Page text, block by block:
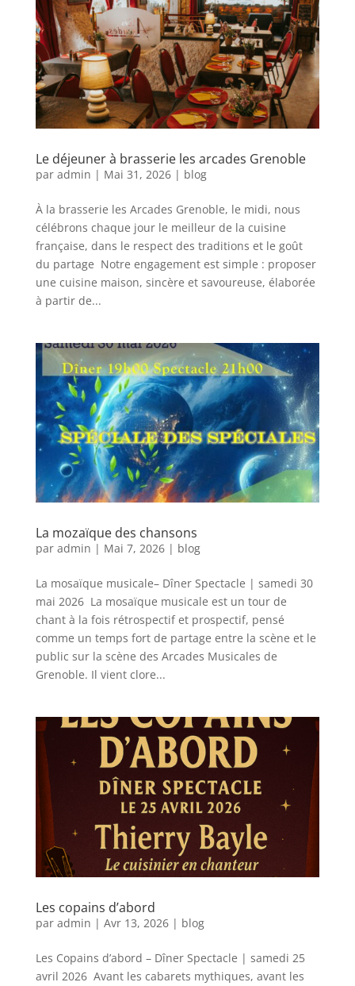
Le déjeuner à brasserie les arcades Grenoble
par admin | Mai 31, 2026| blog
À la brasserie les Arcades Grenoble, le midi, nous
célébrons chaque jour le meilleur de la cuisine
française, dans le respect des traditions et le goût
du partage Notre engagement est simple : proposer
une cuisine maison, sincère et savoureuse, élaborée
à partir de...
La mozaïque des chansons
par admin | Mai 7, 2026| blog
La mosaïque musicale– Dîner Spectacle | samedi 30
mai 2026 La mosaïque musicale est un tour de
chant à la fois rétrospectif et prospectif, pensé
comme un temps fort de partage entre la scène et le
public sur la scène des Arcades Musicales de
Grenoble. Il vient clore...
Les copains d’abord
par admin | Avr 13, 2026| blog
Les Copains d’abord – Dîner Spectacle | samedi 25
avril 2026 Avant les cabarets mythiques, avant les